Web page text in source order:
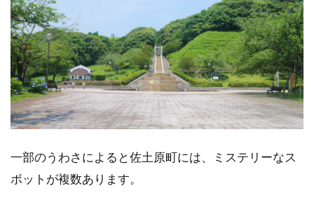
一部のうわさによると佐土原町には、ミステリーなス
ポットが複数あります。